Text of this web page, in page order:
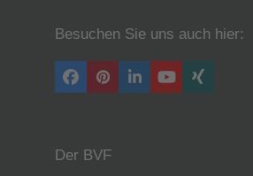
Besuchen Sie uns auch hier:
Facebook
PinterestLinkedInYouTube
Xing
Der BVF